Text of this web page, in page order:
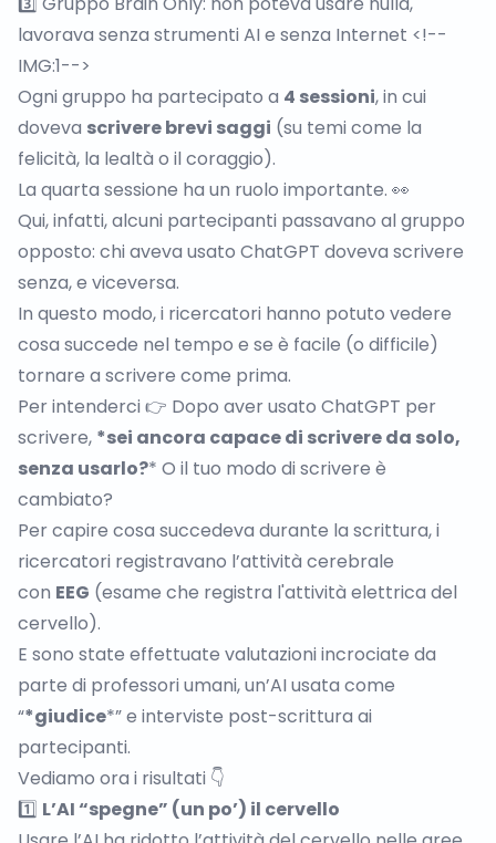
lavorava senza strumenti AI e senza Internet <!--
IMG:1-->
Ogni gruppo ha partecipato a 4 sessioni, in cui
doveva scrivere brevi saggi (su temi come la
felicità, la lealtà o il coraggio).
La quarta sessione ha un ruolo importante. 👀
Qui, infatti, alcuni partecipanti passavano al gruppo
opposto: chi aveva usato ChatGPT doveva scrivere
senza, e viceversa.
In questo modo, i ricercatori hanno potuto vedere
cosa succede nel tempo e se è facile (o difficile)
tornare a scrivere come prima.
Per intenderci 👉 Dopo aver usato ChatGPT per
scrivere, *sei ancora capace di scrivere da solo,
senza usarlo?* O il tuo modo di scrivere è
cambiato?
Per capire cosa succedeva durante la scrittura, i
ricercatori registravano l’attività cerebrale
con EEG (esame che registra l'attività elettrica del
cervello).
E sono state effettuate valutazioni incrociate da
parte di professori umani, un’AI usata come
“*giudice*” e interviste post-scrittura ai
partecipanti.
Vediamo ora i risultati 👇
1️⃣ L’AI “spegne” (un po’) il cervello